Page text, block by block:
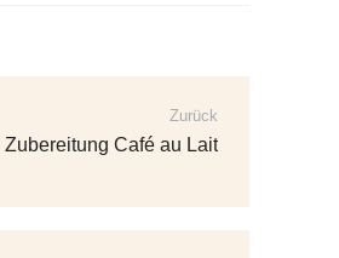
Zurück
Zubereitung Café au Lait